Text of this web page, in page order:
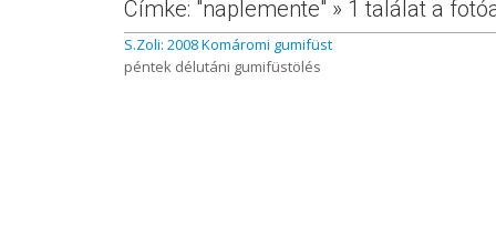
Címke: "naplemente" » 1 találat a
S.Zoli: 2008 Komáromi gumifüst
péntek délutáni gumifüstölés